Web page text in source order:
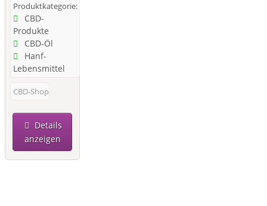
Produktkategorie:
CBD-
Produkte
CBD-Öl
Hanf-
Lebensmittel
CBD-Shop
Details
anzeigen